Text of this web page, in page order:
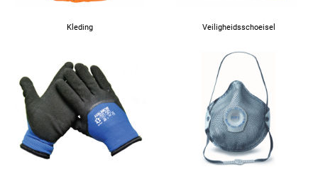
Kleding Veiligheidsschoeisel